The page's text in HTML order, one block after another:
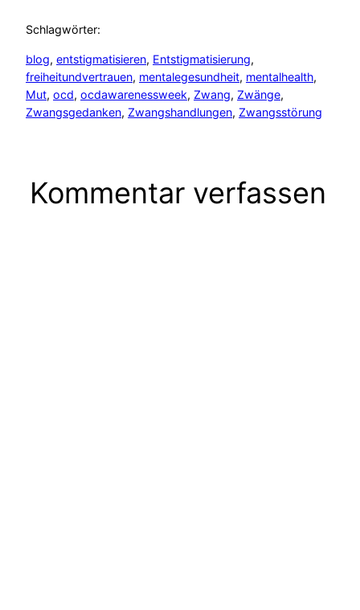
Schlagwörter:
blog, entstigmatisieren, Entstigmatisierung
freiheitundvertrauen, mentalegesundheit, mentalhealth
Mut, ocd, ocdawarenessweek, Zwang, Zwänge
Zwangsgedanken, Zwangshandlungen, Zwangsstörung
Kommentar verfassen